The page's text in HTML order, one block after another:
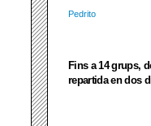
Pedrito
Fins a 14 grups,
repartida en dos